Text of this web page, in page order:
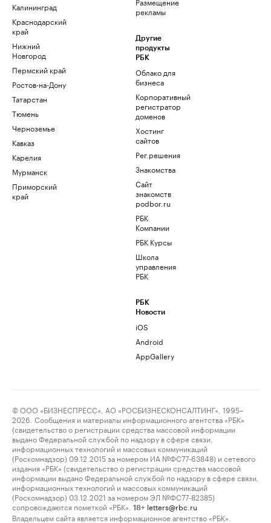
Калининград
Краснодарский
край
Нижний
Новгород
Пермский край
Ростов-на-Дону
Татарстан
Тюмень
Черноземье
Кавказ
Карелия
Мурманск
Приморский
край
рекламы
Другие
продукты
РБК
Облако для
бизнеса
Корпоративный
регистратор
доменов
Хостинг
сайтов
Рег.решения
Знакомства
Сайт
знакомств
podbor.ru
РБК
Компании
РБК Курсы
Школа
управления
РБК
РБК
Новости
iOS
Android
AppGallery
© ООО «БИЗНЕСПРЕСС», АО «РОСБИЗНЕСКОНСАЛТИНГ», 1995–
2026. Сообщения и материалы информационного агентства «РБК»
(свидетельство о регистрации средства массовой информации
выдано Федеральной службой по надзору в сфере связи,
информационных технологий и массовых коммуникаций
(Роскомнадзор) 09.12.2015 за номером ИА №ФС77-63848) и сетевого
издания «РБК» (свидетельство о регистрации средства массовой
информации выдано Федеральной службой по надзору в сфере связи,
информационных технологий и массовых коммуникаций
(Роскомнадзор) 03.12.2021 за номером ЭЛ №ФС77-82385)
сопровождаются пометкой «РБК».
18+ letters@rbc.ru
Владельцем сайта является информационное агентство «РБК».